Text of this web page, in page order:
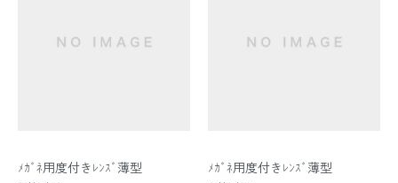
ﾒｶﾞﾈ用度付きﾚﾝｽﾞ薄型
ﾒｶﾞﾈ用度付きﾚﾝｽﾞ薄型